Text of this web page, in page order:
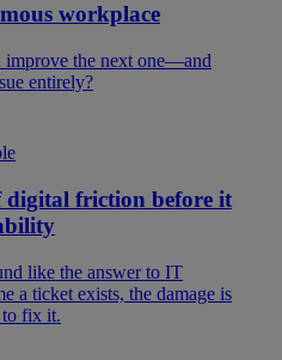
workplace
the next one—and
entirely?
digital friction before it
like the answer to IT
a ticket exists, the damage is
to fix it.